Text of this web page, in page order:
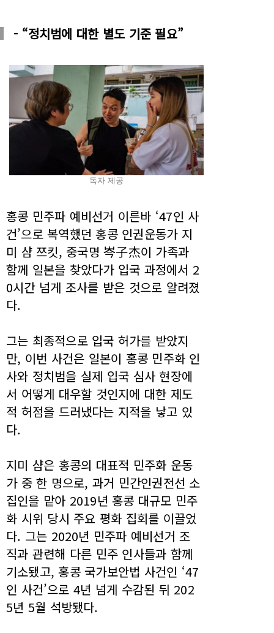
- “정치범에 대한 별도 기준 필요”
독자 제공
홍콩 민주파 예비선거 이른바 ‘47인 사
건’으로 복역했던 홍콩 인권운동가 지
미 샴 쯔킷, 중국명 岑子杰이 가족과
함께 일본을 찾았다가 입국 과정에서 2
0시간 넘게 조사를 받은 것으로 알려졌
다.
그는 최종적으로 입국 허가를 받았지
만, 이번 사건은 일본이 홍콩 민주화 인
사와 정치범을 실제 입국 심사 현장에
서 어떻게 대우할 것인지에 대한 제도
적 허점을 드러냈다는 지적을 낳고 있
다.
지미 샴은 홍콩의 대표적 민주화 운동
가 중 한 명으로, 과거 민간인권전선 소
집인을 맡아 2019년 홍콩 대규모 민주
화 시위 당시 주요 평화 집회를 이끌었
다. 그는 2020년 민주파 예비선거 조
직과 관련해 다른 민주 인사들과 함께
기소됐고, 홍콩 국가보안법 사건인 ‘47
인 사건’으로 4년 넘게 수감된 뒤 202
5년 5월 석방됐다.